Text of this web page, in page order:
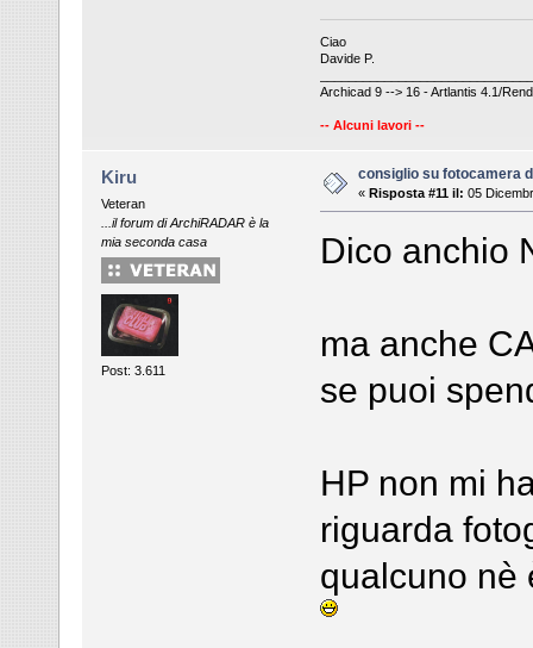
Ciao
Davide P.
Archicad 9 --> 16 - Artlantis 4.1/
-- Alcuni lavori --
Kiru
Veteran
...il forum di ArchiRADAR è la
mia seconda casa
Post: 3.611
consiglio su fotocamera
« Risposta #11 il: 05
Dico anchio
ma anche
se puoi
HP non mi
riguarda
qualcuno nè